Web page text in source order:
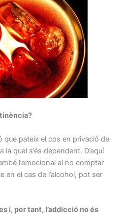
que pateix el cos en privació de
qual s’és dependent. D’aquí
l’emocional al no comptar
en el cas de l’alcohol, pot ser
i, per tant, l’addicció no és